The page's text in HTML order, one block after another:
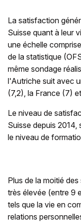
La satisfaction
Suisse quant à leur
une échelle
de la statistique
même sondage
l'Autriche suit avec
(7,2), la France (7)
Le niveau de
Suisse depuis
le niveau de
Plus de la moitié
très élevée (entre 9
tels que la vie en
relations